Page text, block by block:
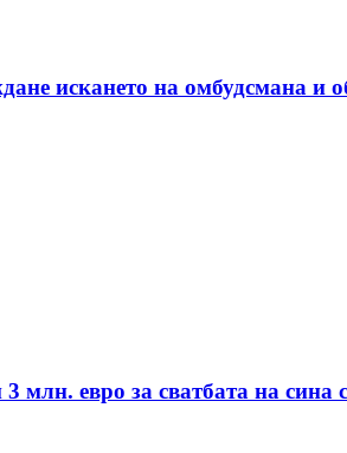
искането на омбудсмана и
млн. евро за сватбата на сина